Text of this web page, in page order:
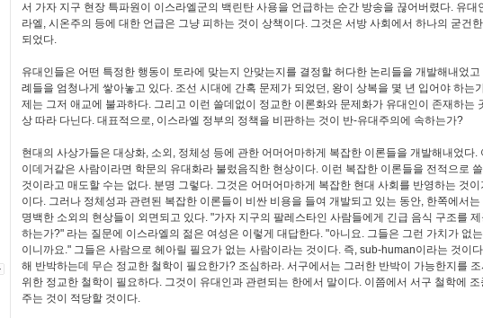
서 가자 지구 현장 특파원이 이스라엘군의 백린탄 사용을 언급하는 순간 방송을 끊어버렸다. 유대
라엘, 시온주의 등에 대한 언급은 그냥 피하는 것이 상책이다. 그것은 서방 사회에서 하나의 굳건
되었다.
유대인들은 어떤 특정한 행동이 토라에 맞는지 안맞는지를 결정할 허다한 논리들을 개발해내었고
례들을 엄청나게 쌓아놓고 있다. 조선 시대에 간혹 문제가 되었던, 왕이 상복을 몇 년 입어야 하는
제는 그저 애교에 불과하다. 그리고 이런 쓸데없이 정교한 이론화와 문제화가 유대인이 존재하는
상 따라 다닌다. 대표적으로, 이스라엘 정부의 정책을 비판하는 것이 반-유대주의에 속하는가?
현대의 사상가들은 대상화, 소외, 정체성 등에 관한 어머어마하게 복잡한 이론들을 개발해내었다.
이데거같은 사람이라면 학문의 유대화라 불렀음직한 현상이다. 이런 복잡한 이론들을 전적으로
것이라고 매도할 수는 없다. 분명 그렇다. 그것은 어머어마하게 복잡한 현대 사회를 반영하는 것이
이다. 그러나 정체성과 관련된 복잡한 이론들이 비싼 비용을 들여 개발되고 있는 동안, 한쪽에서는
명백한 소외의 현상들이 외면되고 있다. "가자 지구의 팔레스타인 사람들에게 긴급 음식 구조를
하는가?" 라는 질문에 이스라엘의 젊은 여성은 이렇게 대답한다. "아니요. 그들은 그런 가치가 없
이니까요." 그들은 사람으로 헤아릴 필요가 없는 사람이라는 것이다. 즉, sub-human이라는 것이
해 반박하는데 무슨 정교한 철학이 필요한가? 조심하라. 서구에서는 그러한 반박이 가능한지를 조
위한 정교한 철학이 필요하다. 그것이 유대인과 관련되는 한에서 말이다. 이쯤에서 서구 철학에 조
주는 것이 적당할 것이다.